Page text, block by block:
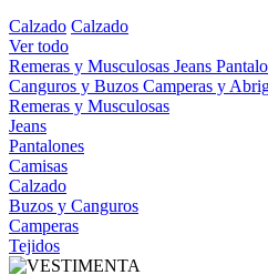
Calzado Calzado
Ver todo
Remeras y Musculosas Jeans
Canguros y Buzos Camperas y
Remeras y Musculosas
Jeans
Pantalones
Camisas
Calzado
Buzos y Canguros
Camperas
Tejidos